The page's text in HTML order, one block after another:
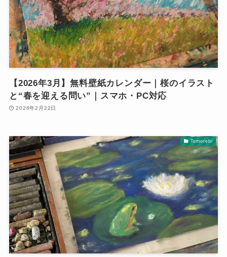
【2026年3月】無料壁紙カレンダー｜桜のイラスト
と“春を迎える問い”｜スマホ・PC対応
2026年2月22日
Tomorebi